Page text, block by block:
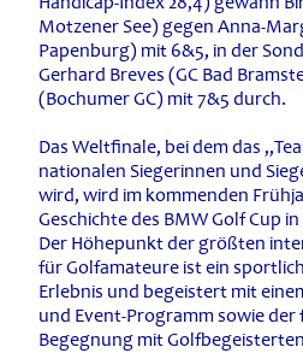
Motzener See) gegen Anna-
Papenburg) mit 6&5, in der
Gerhard Breves (GC Bad
(Bochumer GC) mit 7&5 durch.
Das Weltfinale, bei dem das
nationalen Siegerinnen und
wird, wird im kommenden
Geschichte des BMW Golf Cup
Der Höhepunkt der größten
für Golfamateure ist ein
Erlebnis und begeistert mit
und Event-Programm sowie
Begegnung mit